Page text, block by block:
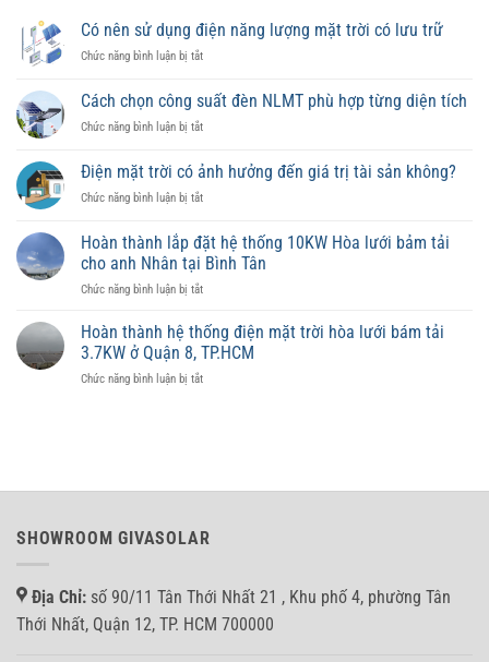
Có nên sử dụng điện năng lượng mặt trời có lưu trữ
Chức năng bình luận bị tắtở
nên
sử
dụng
năng
mặt
có
lưu
Cách chọn công suất đèn NLMT phù hợp từng diện tích
Chức năng bình luận bị tắtở
chọn
công
suất
NLMT
phù
hợp
từng
tích
Điện mặt trời có ảnh hưởng đến giá trị tài sản không?
Chức năng bình luận bị tắtở
mặt
trời
có
ảnh
đến
giá
trị
tài
Hoàn thành lắp đặt hệ thống 10KW Hòa lưới bảm tải
cho anh Nhân tại Bình Tân
Chức năng bình luận bị tắtở
thành
lắp
đặt
hệ
tải
anh
Nhân
Tân
Hoàn thành hệ thống điện mặt trời hòa lưới bám tải
3.7KW ở Quận 8, TP.HCM
Chức năng bình luận bị tắtở
mặt
lưới
3.7KW
ở
SHOWROOM GIVASOLAR
Địa Chỉ: số 90/11 Tân Thới Nhất 21 , Khu phố 4, phường Tân
Thới Nhất, Quận 12, TP. HCM 700000